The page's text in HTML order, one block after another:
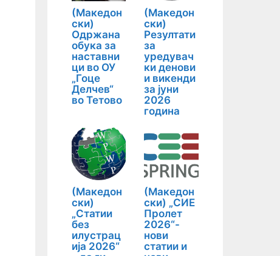
(Македон
ски)
Одржана
обука за
наставни
ци во ОУ
„Гоце
Делчев“
во Тетово
(Македон
ски)
Резултати
за
уредувач
ки денови
и викенди
за јуни
2026
година
(Македон
ски)
„Статии
без
илустрац
ија 2026“
(Македон
ски) „СИЕ
Пролет
2026“-
нови
статии и